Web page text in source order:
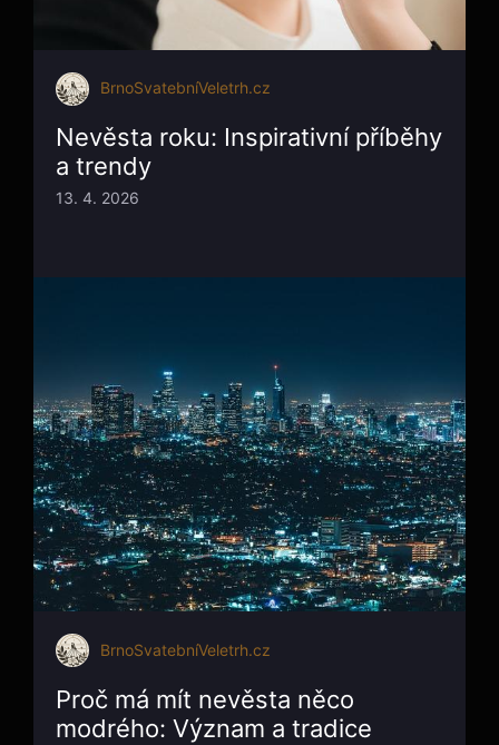
BrnoSvatebníVeletrh.cz
Nevěsta roku: Inspirativní příběhy
a trendy
13. 4. 2026
BrnoSvatebníVeletrh.cz
Proč má mít nevěsta něco
modrého: Význam a tradice